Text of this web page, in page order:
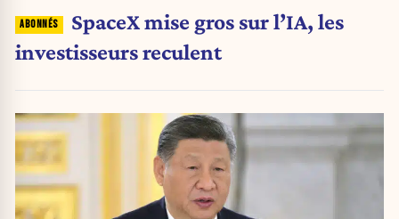
SpaceX mise gros sur l’IA, les
investisseurs reculent